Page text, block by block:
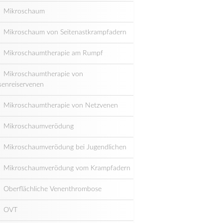
Mikroschaum
Mikroschaum von Seitenastkrampfadern
Mikroschaumtherapie am Rumpf
Mikroschaumtherapie von
Mikroschaumtherapie von Netzvenen
Mikroschaumverödung
Mikroschaumverödung bei Jugendlichen
Mikroschaumverödung vom Krampfadern
Oberflächliche Venenthrombose
OVT